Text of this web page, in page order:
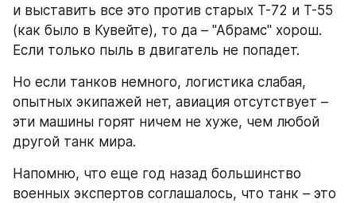
и выставить все это против старых Т-72 и Т-55
(как было в Кувейте), то да – "Абрамс" хорош.
Если только пыль в двигатель не попадет.
Но если танков немного, логистика слабая,
опытных экипажей нет, авиация отсутствует –
эти машины горят ничем не хуже, чем любой
другой танк мира.
Напомню, что еще год назад большинство
военных экспертов соглашалось, что танк – это